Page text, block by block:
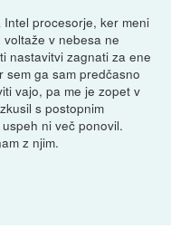
procesorje, ker meni
v nebesa ne
nastavitvi zagnati za ene
sem ga sam predčasno
vajo, pa me je zopet v
s postopnim
ni več ponovil.
z njim.